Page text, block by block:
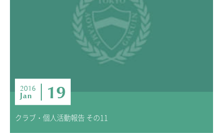
2016
Jan 19
クラブ・個人活動報告 その11